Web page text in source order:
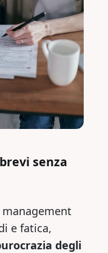
senza
e fatica,
degli